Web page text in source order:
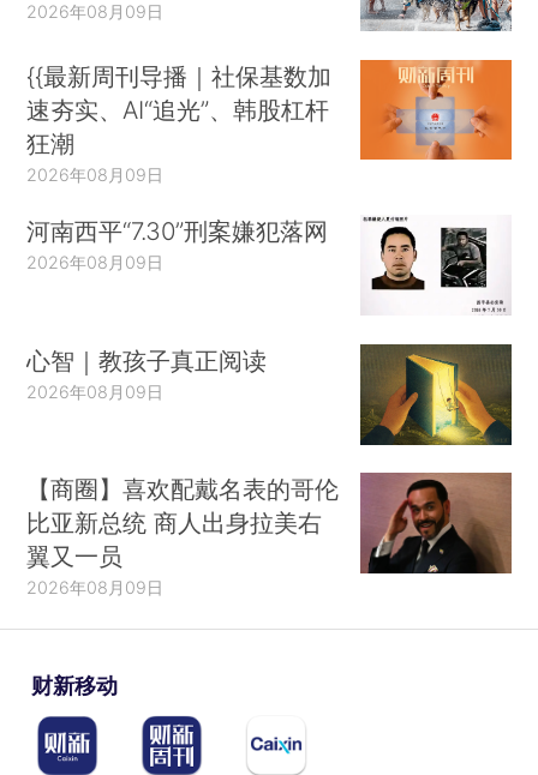
2026年08月09日
{{最新周刊导播｜社保基数加
速夯实、AI“追光”、韩股杠杆
狂潮
2026年08月09日
河南西平“7.30”刑案嫌犯落网
2026年08月09日
心智｜教孩子真正阅读
2026年08月09日
【商圈】喜欢配戴名表的哥伦
比亚新总统 商人出身拉美右
翼又一员
2026年08月09日
财新移动